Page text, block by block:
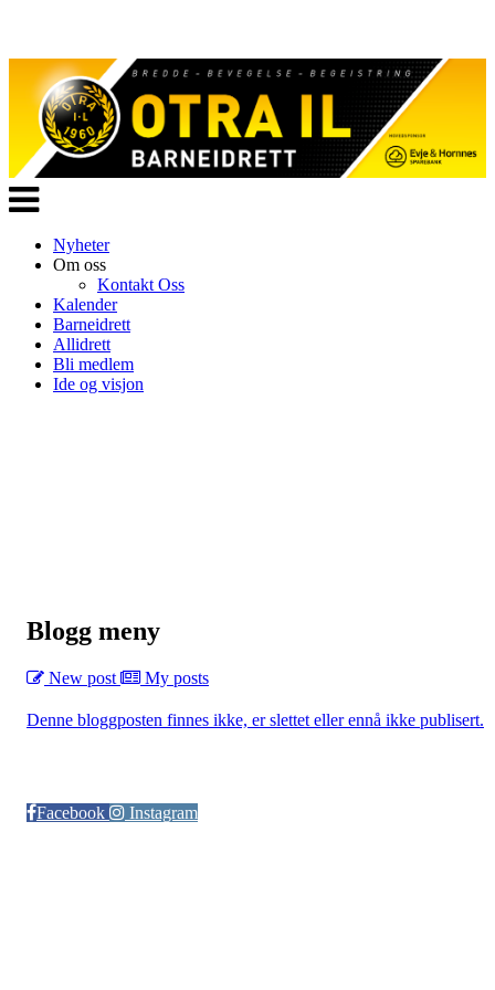
Veksle
navigasjon
Nyheter
Om oss
Kontakt Oss
Kalender
Barneidrett
Allidrett
Bli medlem
Ide og visjon
Blogg meny
New post My posts
Denne bloggposten finnes ikke, er slettet eller ennå ikke publisert.
Facebook
Instagram